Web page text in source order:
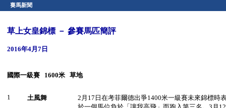
賽馬新聞
草上女皇錦標 － 參賽馬匹簡評
2016年4月7日
國際一級賽 1600米 草地
1 土風舞
2月17日在考菲爾德出爭1400米一級賽未來錦標時